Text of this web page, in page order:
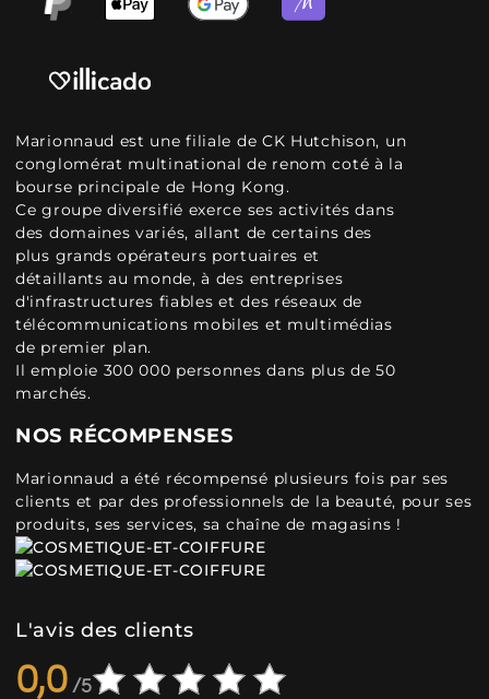
Marionnaud est une filiale de CK Hutchison, un
conglomérat multinational de renom coté à la
bourse principale de Hong Kong.
Ce groupe diversifié exerce ses activités dans
des domaines variés, allant de certains des
plus grands opérateurs portuaires et
détaillants au monde, à des entreprises
d'infrastructures fiables et des réseaux de
télécommunications mobiles et multimédias
de premier plan.
Il emploie 300 000 personnes dans plus de 50
marchés.
NOS RÉCOMPENSES
Marionnaud a été récompensé plusieurs fois par ses
clients et par des professionnels de la beauté, pour ses
produits, ses services, sa chaîne de magasins !
L'avis des clients
0,0